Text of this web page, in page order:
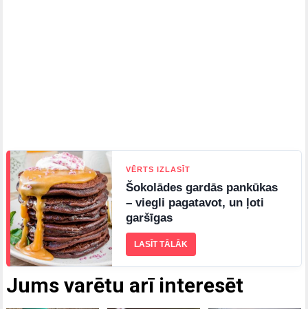
Jums varētu arī interesēt
VĒRTS IZLASĪT
Šokolādes gardās pankūkas
– viegli pagatavot, un ļoti
garšīgas
LASĪT TĀLĀK